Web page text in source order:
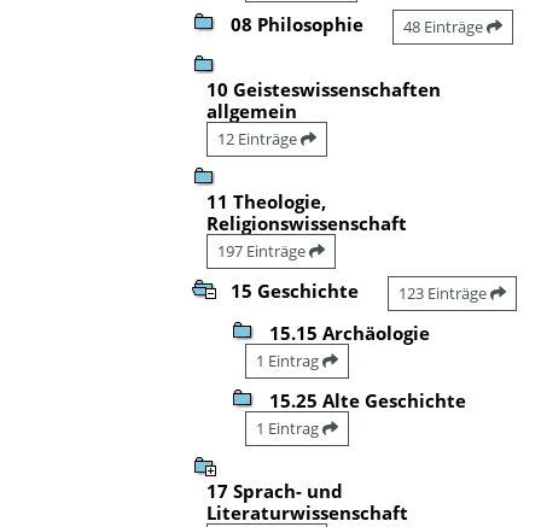
08 Philosophie 48 Einträge
10 Geisteswissenschaften
allgemein
12 Einträge
11 Theologie,
Religionswissenschaft
197 Einträge
15 Geschichte 123 Einträge
15.15 Archäologie
1 Eintrag
15.25 Alte Geschichte
1 Eintrag
17 Sprach- und
Literaturwissenschaft